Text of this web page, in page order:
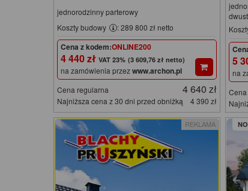
jednorodzinny parterowy
Koszty budowy
: 289 800 zł netto
Cena z kodem:ONLINE200
4 440 zł (3 609,76 zł netto)
na zamówienia przezwww.archon.pl
Cena regularna 4 640 zł
Najniższa cena z 30 dni przed obniżką 4 390 zł
5
na
REKLAMA